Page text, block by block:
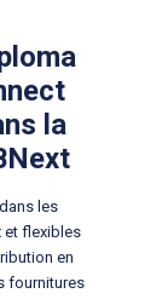
la
les
et flexibles
en
fournitures